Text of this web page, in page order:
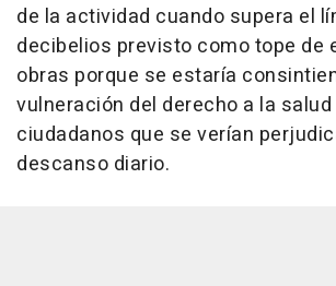
de la actividad cuando supera el
decibelios previsto como tope de
obras porque se estaría
vulneración del derecho a la
ciudadanos que se verían
descanso diario.